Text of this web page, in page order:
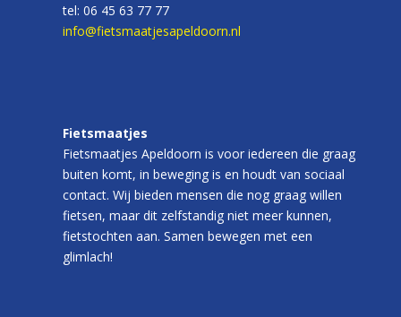
tel: 06 45 63 77 77
info@fietsmaatjesapeldoorn.nl
Fietsmaatjes
Fietsmaatjes Apeldoorn is voor iedereen die graag
buiten komt, in beweging is en houdt van sociaal
contact. Wij bieden mensen die nog graag willen
fietsen, maar dit zelfstandig niet meer kunnen,
fietstochten aan. Samen bewegen met een
glimlach!